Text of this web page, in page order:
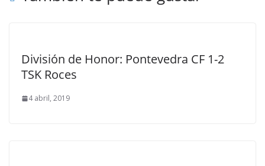
División de Honor: Pontevedra CF 1-2
TSK Roces
4 abril, 2019